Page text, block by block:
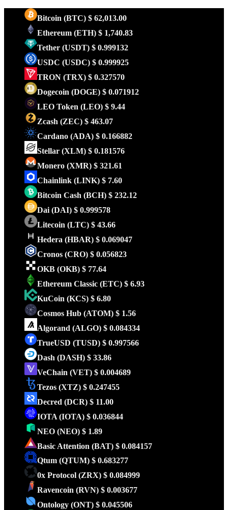
Bitcoin (BTC) $ 62,013.00
Ethereum (ETH) $ 1,740.83
Tether (USDT) $ 0.999132
USDC (USDC) $ 0.999925
TRON (TRX) $ 0.327570
Dogecoin (DOGE) $ 0.071912
LEO Token (LEO) $ 9.44
Zcash (ZEC) $ 463.07
Cardano (ADA) $ 0.166882
Stellar (XLM) $ 0.181576
Monero (XMR) $ 321.61
Chainlink (LINK) $ 7.60
Bitcoin Cash (BCH) $ 232.12
Dai (DAI) $ 0.999578
Litecoin (LTC) $ 43.66
Hedera (HBAR) $ 0.069047
Cronos (CRO) $ 0.056823
OKB (OKB) $ 77.64
Ethereum Classic (ETC) $ 6.93
KuCoin (KCS) $ 6.80
Cosmos Hub (ATOM) $ 1.56
Algorand (ALGO) $ 0.084334
TrueUSD (TUSD) $ 0.997566
Dash (DASH) $ 33.86
VeChain (VET) $ 0.004689
Tezos (XTZ) $ 0.247455
Decred (DCR) $ 11.00
IOTA (IOTA) $ 0.036844
NEO (NEO) $ 1.89
Basic Attention (BAT) $ 0.084157
Qtum (QTUM) $ 0.683277
0x Protocol (ZRX) $ 0.084999
Ravencoin (RVN) $ 0.003677
Ontology (ONT) $ 0.045506